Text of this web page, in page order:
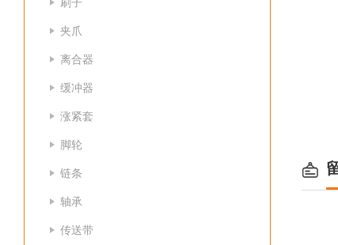
夹爪
离合器
缓冲器
涨紧套
脚轮
链条
轴承
传送带